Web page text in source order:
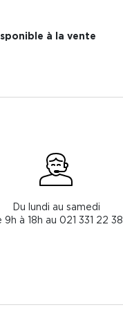
à la vente
Du lundi au samedi
9h à 18h au 021 331 22 38